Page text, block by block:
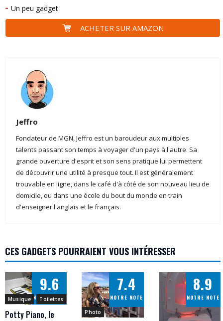
Un peu gadget
ACHETER SUR AMAZON
Jeffro
Fondateur de MGN, Jeffro est un baroudeur aux multiples
talents passant son temps à voyager d'un pays à l'autre. Sa
grande ouverture d'esprit et son sens pratique lui permettent
de découvrir une utilité à presque tout. Il est généralement
trouvable en ligne, dans le café d'à côté de son nouveau lieu de
domicile, ou dans une école du bout du monde en train
d'enseigner l'anglais et le français.
CES GADGETS POURRAIENT VOUS INTÉRESSER
9.6
NOTRE NOTE
Musique Toilettes
Potty Piano, le
7.4
NOTRE NOTE
Photo
8.9
NOTRE NOTE